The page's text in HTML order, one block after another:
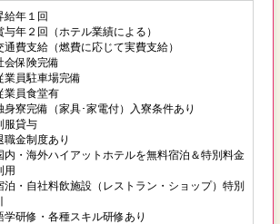
年１回
年２回（ホテル業績による）
費支給（燃費に応じて実費支給）
保険完備
員駐車場完備
員食堂有
寮完備（家具･家電付）入寮条件あり
貸与
金制度あり
・海外ハイアットホテルを無料宿泊＆特別料金
用
・自社料飲施設（レストラン・ショップ）特別
研修・各種スキル研修あり